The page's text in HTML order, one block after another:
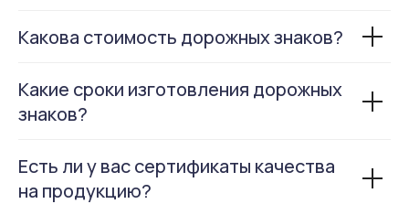
Какова стоимость дорожных знаков?
Какие сроки изготовления дорожных
знаков?
Есть ли у вас сертификаты качества
на продукцию?